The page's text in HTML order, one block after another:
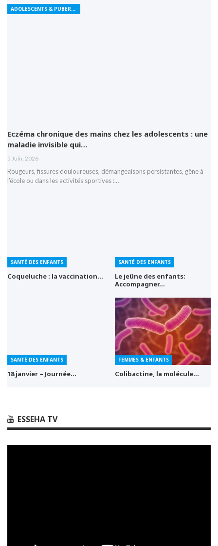
ADOLESCENTS & PUBERTÉ
Eczéma chronique des mains chez les adolescents : une
maladie invisible qui…
5 Juin, 2026
Rougeurs, fissures douloureuses, démangeaisons persistantes, gêne à
l’école ou dans les activités sportives :…
SANTÉ DES ENFANTS
Coqueluche : la vaccination…
SANTÉ DES ENFANTS
Le jeûne des enfants:
Accompagner…
SANTÉ DES ENFANTS
18 janvier – Journée…
FEMMES & ENFANTS
Colibactine, la molécule…
ESSEHA TV